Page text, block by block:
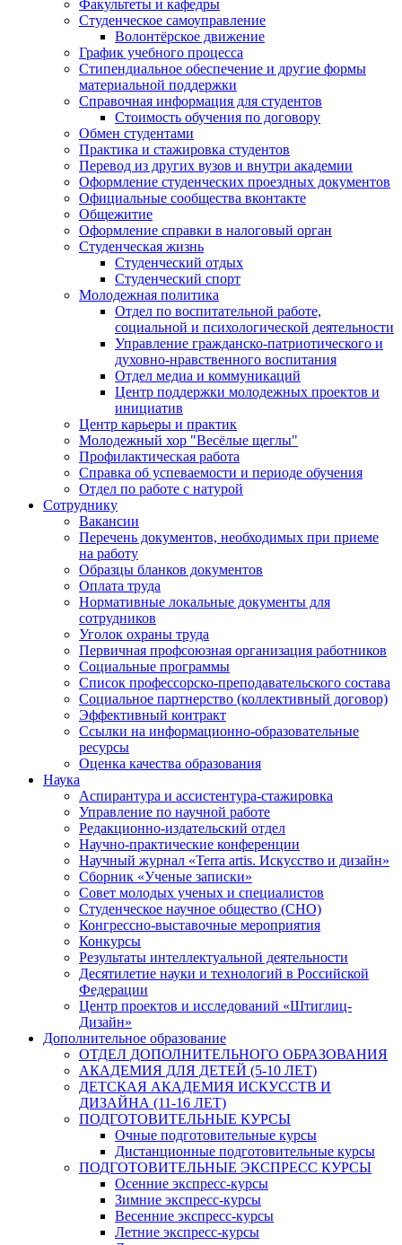
Факультеты и кафедры
Студенческое самоуправление
Волонтёрское движение
График учебного процесса
Стипендиальное обеспечение и другие формы
материальной поддержки
Справочная информация для студентов
Cтоимость обучения по договору
Обмен студентами
Практика и стажировка студентов
Перевод из других вузов и внутри академии
Оформление студенческих проездных документов
Официальные сообщества вконтакте
Общежитие
Оформление справки в налоговый орган
Студенческая жизнь
Студенческий отдых
Студенческий спорт
Молодежная политика
Отдел по воспитательной работе,
социальной и психологической деятельности
Управление гражданско-патриотического и
духовно-нравственного воспитания
Отдел медиа и коммуникаций
Центр поддержки молодежных проектов и
инициатив
Центр карьеры и практик
Молодежный хор "Весёлые щеглы"
Профилактическая работа
Справка об успеваемости и периоде обучения
Отдел по работе с натурой
Сотруднику
Вакансии
Перечень документов, необходимых при приеме
на работу
Образцы бланков документов
Оплата труда
Нормативные локальные документы для
сотрудников
Уголок охраны труда
Первичная профсоюзная организация работников
Социальные программы
Список профессорско-преподавательского состава
Социальное партнерство (коллективный договор)
Эффективный контракт
Ссылки на информационно-образовательные
ресурсы
Оценка качества образования
Наука
Аспирантура и ассистентура-стажировка
Управление по научной работе
Редакционно-издательский отдел
Научно-практические конференции
Научный журнал «Terra artis. Искусство и дизайн»
Сборник «Ученые записки»
Совет молодых ученых и специалистов
Студенческое научное общество (СНО)
Конгрессно-выставочные мероприятия
Конкурсы
Результаты интеллектуальной деятельности
Десятилетие науки и технологий в Российской
Федерации
Центр проектов и исследований «Штиглиц-
Дизайн»
Дополнительное образование
ОТДЕЛ ДОПОЛНИТЕЛЬНОГО ОБРАЗОВАНИЯ
АКАДЕМИЯ ДЛЯ ДЕТЕЙ (5-10 ЛЕТ)
ДЕТСКАЯ АКАДЕМИЯ ИСКУССТВ И
ДИЗАЙНА (11-16 ЛЕТ)
ПОДГОТОВИТЕЛЬНЫЕ КУРСЫ
Очные подготовительные курсы
Дистанционные подготовительные курсы
ПОДГОТОВИТЕЛЬНЫЕ ЭКСПРЕСС КУРСЫ
Осенние экспресс-курсы
Зимние экспресс-курсы
Весенние экспресс-курсы
Летние экспресс-курсы